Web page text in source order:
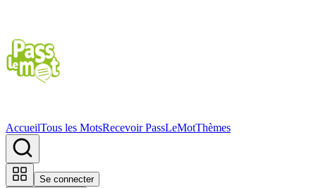
AccueilTous les MotsRecevoir PassLeMotThèmes
Se connecter